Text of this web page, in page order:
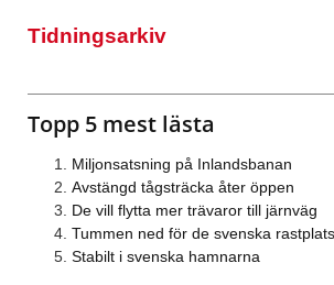
Tidningsarkiv
Topp 5 mest lästa
Miljonsatsning på Inlandsbanan
Avstängd tågsträcka åter öppen
De vill flytta mer trävaror till järnväg
Tummen ned för de svenska
Stabilt i svenska hamnarna